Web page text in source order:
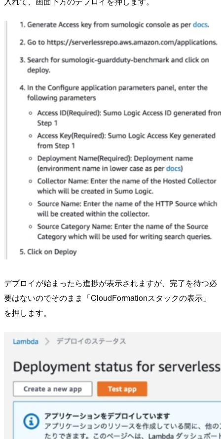
デプロイが始まったら進捗が表示されますが、完了を待つ必
要はないのでそのまま「CloudFormationスタックの表示」
を押します。